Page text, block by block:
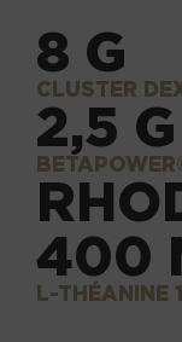
8 G
CLUSTER
2,5 G
400
L-THÉANINE